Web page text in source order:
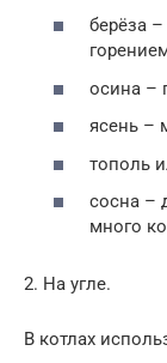
берёза
осина –
ясень –
тополь
сосна –
много
2. На угле.
В котлах